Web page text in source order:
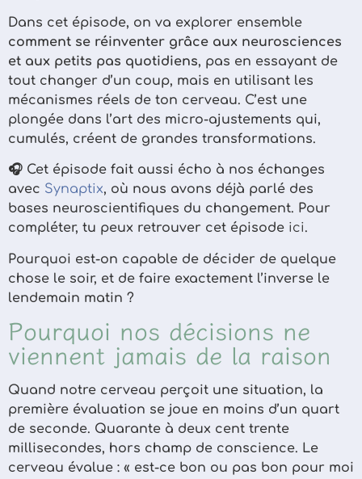
Dans cet épisode, on va explorer ensemble
comment se réinventer grâce aux neurosciences
et aux petits pas quotidiens, pas en essayant de
tout changer d’un coup, mais en utilisant les
mécanismes réels de ton cerveau. C’est une
plongée dans l’art des micro-ajustements qui,
cumulés, créent de grandes transformations.
🎧 Cet épisode fait aussi écho à nos échanges
avec Synaptix, où nous avons déjà parlé des
bases neuroscientifiques du changement. Pour
compléter, tu peux retrouver cet épisode ici.
Pourquoi est-on capable de décider de quelque
chose le soir, et de faire exactement l’inverse le
lendemain matin ?
Pourquoi nos décisions ne
viennent jamais de la raison
Quand notre cerveau perçoit une situation, la
première évaluation se joue en moins d’un quart
de seconde. Quarante à deux cent trente
millisecondes, hors champ de conscience. Le
cerveau évalue : « est-ce bon ou pas bon pour moi